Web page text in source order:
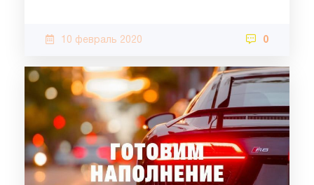
10 февраль 2020 0